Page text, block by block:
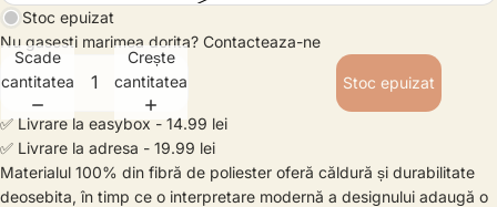
Stoc epuizat
Nu gasesti marimea dorita? Contacteaza-ne
Scade
cantitatea
Crește
cantitatea
Stoc epuizat
✅ Livrare la easybox - 14.99 lei
✅ Livrare la adresa - 19.99 lei
Materialul 100% din fibră de poliester oferă căldură și durabilitate
deosebita, în timp ce o interpretare modernă a designului adaugă o